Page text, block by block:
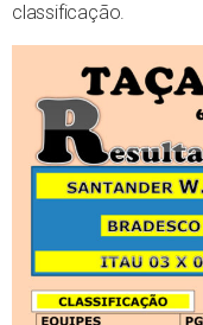
classificação.